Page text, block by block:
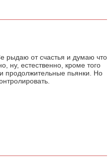
рыдаю от счастья и думаю что
ну, естественно, кроме того
продолжительные пьянки. Но